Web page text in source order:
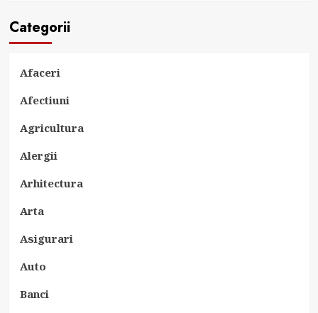
Categorii
Afaceri
Afectiuni
Agricultura
Alergii
Arhitectura
Arta
Asigurari
Auto
Banci